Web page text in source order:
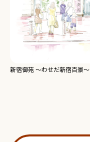
新宿御苑 ～わせだ新宿百景～